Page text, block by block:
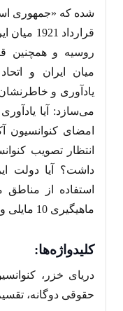
شده که «جمهوری
قرارداد
میان ایران و
یادآوری و
امضای کنوانسیون
انتظار تصویب
داشت؟ آیا دولت
ماهیگیری 10 مایلی ورای آن بر نخواهد آمد؟
کلیدواژه‌ها:
دریای خزر،
حقوقی دوگانه،